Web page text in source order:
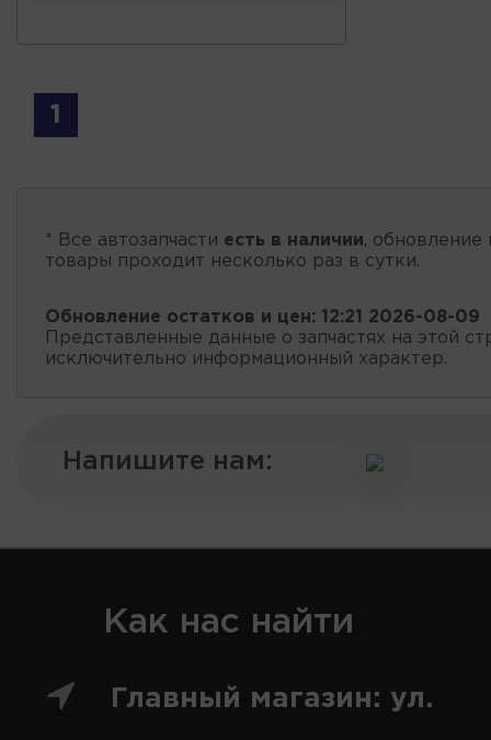
1
* Все автозапчасти есть в наличии, обновление
товары проходит несколько раз в сутки.
Обновление остатков и цен: 12:21 2026-08-09
Представленные данные о запчастях на этой
исключительно информационный характер.
Напишите нам:
Как нас найти
Главный магазин: ул.